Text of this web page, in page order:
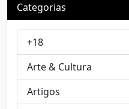
Categorias
+18
Arte & Cultura
Artigos